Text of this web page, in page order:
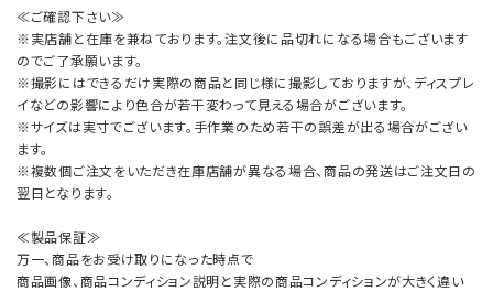
≪ご確認下さい≫
※実店舗と在庫を兼ねております。注文後に品切れになる場合もございます
のでご了承願います。
※撮影にはできるだけ実際の商品と同じ様に撮影しておりますが、ディスプレ
イなどの影響により色合が若干変わって見える場合がございます。
※サイズは実寸でございます。手作業のため若干の誤差が出る場合がござい
ます。
※複数個ご注文をいただき在庫店舗が異なる場合、商品の発送はご注文日の
翌日となります。
≪製品保証≫
万一、商品をお受け取りになった時点で
商品画像、商品コンディション説明と実際の商品コンディションが大きく違い